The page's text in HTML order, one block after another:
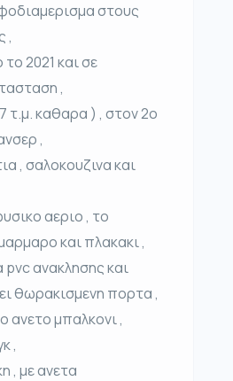
στους
,
το 2021 και σε
,
τ.μ. καθαρα ) , στον 2ο
,
, σαλοκουζινα και
αεριο , το
και πλακακι ,
ανακλησης και
θωρακισμενη πορτα ,
ανετο μπαλκονι ,
,
, με ανετα